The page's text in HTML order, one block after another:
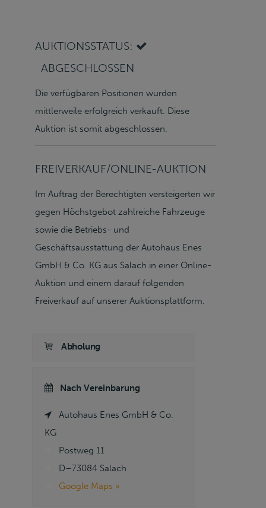
AUKTIONSSTATUS:
ABGESCHLOSSEN
Die verfügbaren Positionen wurden
mittlerweile erfolgreich verkauft. Diese
Auktion ist somit abgeschlossen.
FREIVERKAUF/ONLINE-AUKTION
Im Auftrag der Berechtigten versteigerten wir
gegen Höchstgebot zahlreiche Fahrzeuge
sowie die Betriebs- und
Geschäftsausstattung der Autohaus Enes
GmbH & Co. KG aus Salach in einer Online-
Auktion und einem darauf folgenden
Freiverkauf auf unserer Auktionsplattform.
Abholung
Nach Vereinbarung
Autohaus Enes GmbH & Co.
KG
Postweg 11
D–73084 Salach
Google Maps »